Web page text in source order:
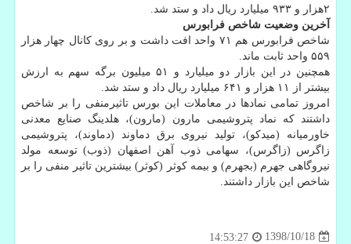
۲هزار و ۹۳۳ میلیارد ریال داد و ستد شد.
آخرین وضعیت شاخص فرابورس
شاخص فرابورس هم ۷۱ واحد افت داشت و بر روی كانال چهار هزار
۵۵۹ واحد ثابت ماند.
همچنین در این بازار دو میلیارد و ۵۱ میلیون برگه سهم به ارزش
بیشتر از ۱۱ هزار و ۶۴۱ میلیارد ریال داد و ستد شد.
امروز تمامی نمادها در معاملات این بورس تاثیرمنفی را بر شاخص
داشتند كه نماد پتروشیمی مارون (مارون)، هلدینگ صنایع معدنی
خاورمیانه (میدكو)، تولید نیروی برق دماوند (دماوند)، پتروشیمی
زاگرس (زاگرس)، سهامی ذوب آهن اصفهان (ذوب) توسعه مولد
نیروگاهی جهرم (بجهرم) و بیمه كوثر (كوثر) بیشترین تاثیر منفی را بر
شاخص این بازار داشتند.
1398/10/18
14:53:27